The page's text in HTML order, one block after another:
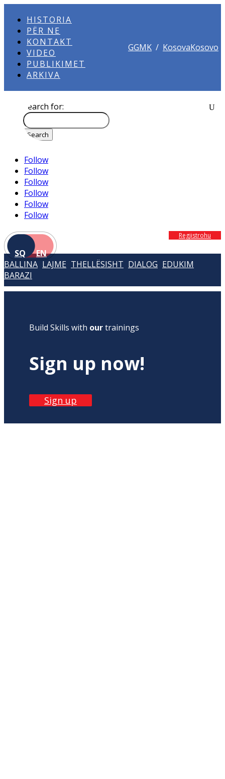
HISTORIA
PËR NE
KONTAKT
VIDEO
PUBLIKIMET
ARKIVA
GGMK / KosovaKosovo
Search for:
Follow
Follow
Follow
Follow
Follow
Follow
SQ EN
Regjistrohu
BALLINA LAJME THELLËSISHT DIALOG EDUKIM
BARAZI
Build Skills with ourtrainings
Sign up now!
Sign up